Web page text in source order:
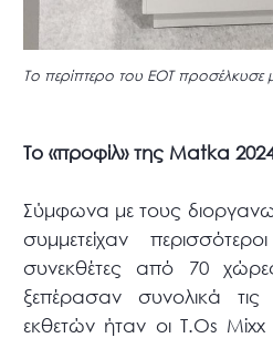
Το περίπτερο του ΕΟΤ προσέλκυσε
Το «προφίλ» της Μatka
Σύμφωνα με τους
συμμετείχαν
συνεκθέτες από 70
ξεπέρασαν συνολικά
εκθετών ήταν οι Τ.Οs